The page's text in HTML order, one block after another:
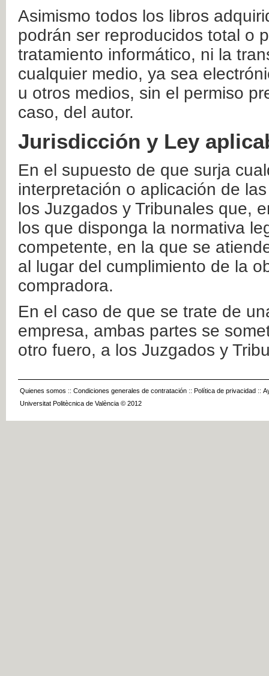
Asimismo todos los libros
podrán ser reproducidos total o
tratamiento informático, ni la
cualquier medio, ya sea
u otros medios, sin el permiso
caso, del autor.
Jurisdicción y Ley
En el supuesto de que surja
interpretación o aplicación de
los Juzgados y Tribunales que,
los que disponga la normativa
competente, en la que se
al lugar del cumplimiento de la
compradora.
En el caso de que se trate de
empresa, ambas partes se
otro fuero, a los Juzgados y
Quienes somos :: Condiciones generales de contratación :: Política de privacidad ::
Universitat Politècnica de València © 2012